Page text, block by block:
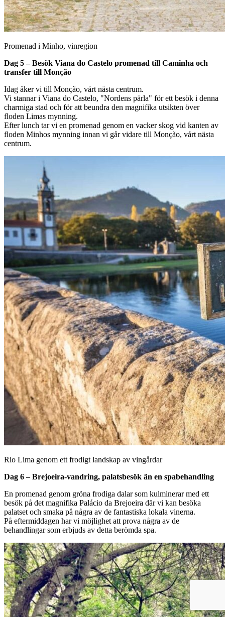
Promenad i Minho, vinregion
Dag 5 – Besök Viana do Castelo promenad till Caminha och
transfer till Monção
Idag åker vi till Monção, vårt nästa centrum.
Vi stannar i Viana do Castelo, "Nordens pärla" för ett besök i denna
charmiga stad och för att beundra den magnifika utsikten över
floden Limas mynning.
Efter lunch tar vi en promenad genom en vacker skog vid kanten av
floden Minhos mynning innan vi går vidare till Monção, vårt nästa
centrum.
Rio Lima genom ett frodigt landskap av vingårdar
Dag 6 – Brejoeira-vandring, palatsbesök än en spabehandling
En promenad genom gröna frodiga dalar som kulminerar med ett
besök på det magnifika Palácio da Brejoeira där vi kan besöka
palatset och smaka på några av de fantastiska lokala vinerna.
På eftermiddagen har vi möjlighet att prova några av de
behandlingar som erbjuds av detta berömda spa.